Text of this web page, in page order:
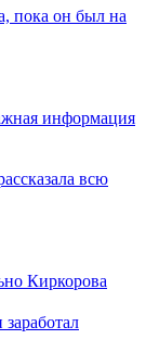
пока он был на
информация
всю
Киркорова